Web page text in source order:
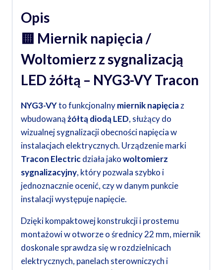
Opis
🟨 Miernik napięcia /
Woltomierz z sygnalizacją
LED żółtą – NYG3-VY Tracon
NYG3-VYto funkcjonalnymiernik napięciaz
wbudowanążółtą diodą LED, służący do
wizualnej sygnalizacji obecności napięcia w
instalacjach elektrycznych. Urządzenie marki
Tracon Electricdziała jakowoltomierz
sygnalizacyjny, który pozwala szybko i
jednoznacznie ocenić, czy w danym punkcie
instalacji występuje napięcie.
Dzięki kompaktowej konstrukcji i prostemu
montażowi w otworze o średnicy 22 mm, miernik
doskonale sprawdza się w rozdzielnicach
elektrycznych, panelach sterowniczych i